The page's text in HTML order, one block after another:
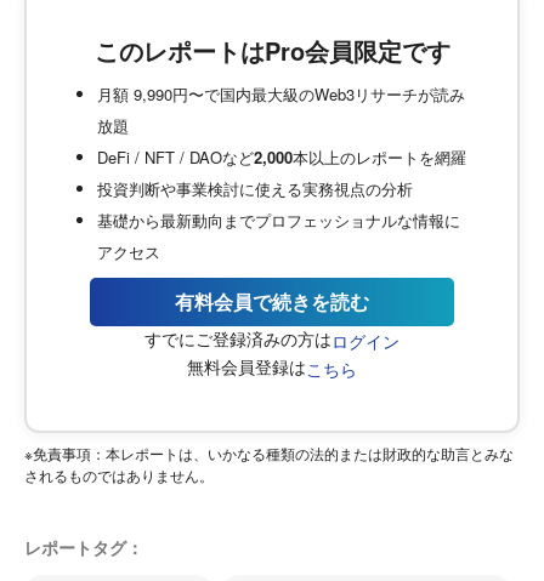
このレポートはPro会員限定です
月額 9,990円〜で国内最大級のWeb3リサーチが読み
放題
DeFi / NFT / DAOなど2,000本以上のレポートを網羅
投資判断や事業検討に使える実務視点の分析
基礎から最新動向までプロフェッショナルな情報に
アクセス
有料会員で続きを読む
すでにご登録済みの方はログイン
無料会員登録はこちら
※免責事項：本レポートは、いかなる種類の法的または財政的な助言とみな
されるものではありません。
レポートタグ：